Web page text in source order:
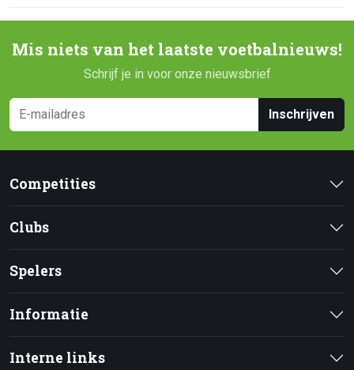
Mis niets van het laatste voetbalnieuws!
Schrijf je in voor onze nieuwsbrief
Inschrijven
Competities
Clubs
Spelers
Informatie
Interne links